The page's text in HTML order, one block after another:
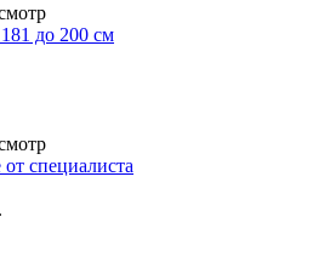
до 200 см
специалиста